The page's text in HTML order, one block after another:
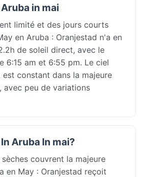
in mai
limité et des jours courts
en Aruba : Oranjestad n'a en
de soleil direct, avec le
6:15 am et 6:55 pm. Le ciel
constant dans la majeure
avec peu de variations
Aruba In mai?
couvrent la majeure
en May : Oranjestad reçoit